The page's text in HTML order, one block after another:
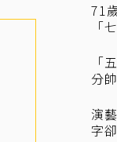
71
「
「
分
演
字